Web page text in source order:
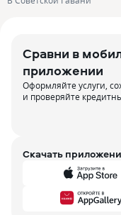
Сравни в
приложении
Оформляйте услуги,
и проверяйте
Скачать